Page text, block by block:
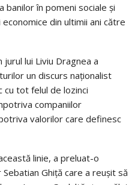
banilor în pomeni sociale și
din ultimii ani către
lui Liviu Dragnea a
un discurs naționalist
cu tot felul de lozinci
companiilor
valorilor care definesc
linie, a preluat-o
Ghiță care a reușit să